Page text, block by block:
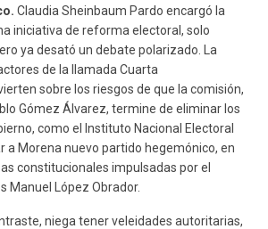
Claudia Sheinbaum Pardo encargó la
iniciativa de reforma electoral, solo
ya desató un debate polarizado. La
de la llamada Cuarta
sobre los riesgos de que la comisión,
Gómez Álvarez, termine de eliminar los
como el Instituto Nacional Electoral
a Morena nuevo partido hegemónico, en
constitucionales impulsadas por el
Manuel López Obrador.
niega tener veleidades autoritarias,